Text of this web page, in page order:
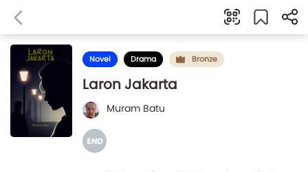
Novel Drama Bronze
Laron Jakarta
Muram Batu